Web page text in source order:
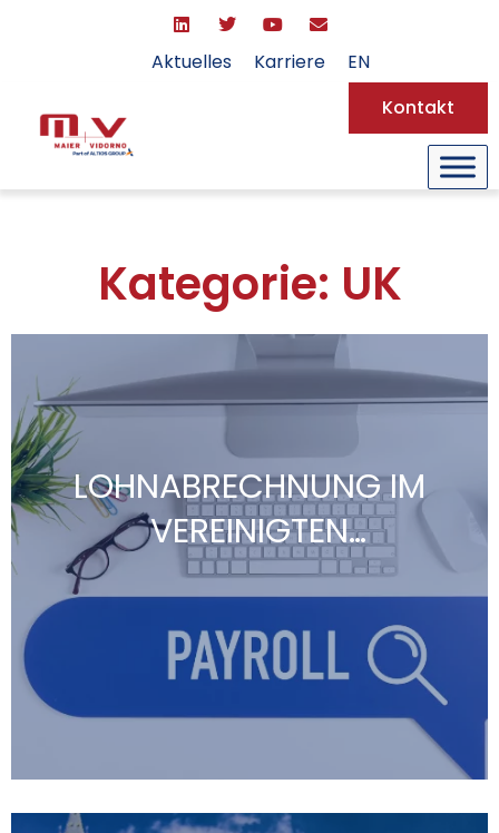
Aktuelles Karriere
EN
Kontakt
Kategorie: UK
LOHNABRECHNUNG IM
VEREINIGTEN
KÖNIGREICH
Zur Einrichtung eines Lohnabrechnungsschemas
im Vereinigten Königreich müssen Sie sich bei
und die umfangreichen Steuer- und
Versicherungsvorschriften beachten, inklusive
der Regelungen zum Urlaub, zur Rente und zu